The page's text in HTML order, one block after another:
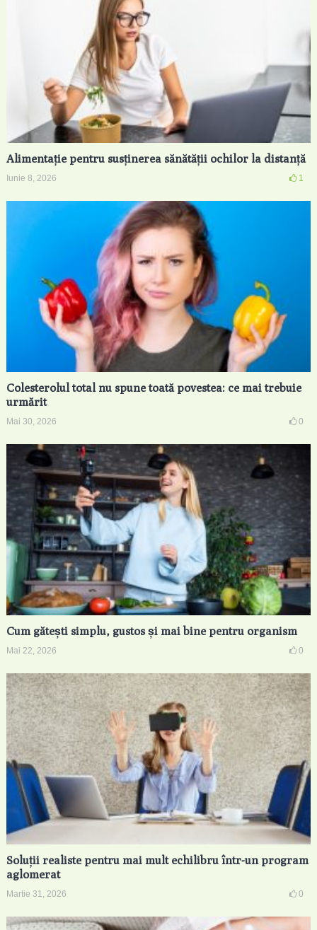
Alimentație pentru susținerea sănătății ochilor la distanță
Iunie 8, 2026 1
Colesterolul total nu spune toată povestea: ce mai trebuie
urmărit
Mai 30, 2026 0
Cum gătești simplu, gustos și mai bine pentru organism
Mai 22, 2026 0
Soluții realiste pentru mai mult echilibru într-un program
aglomerat
Martie 31, 2026 0